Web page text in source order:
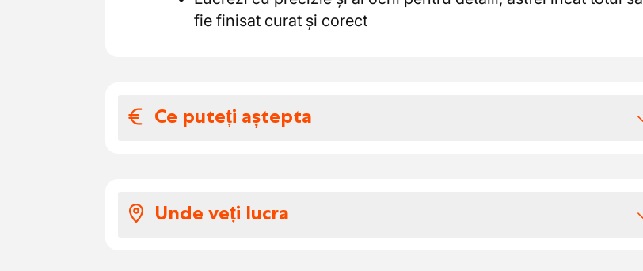
fie finisat curat și corect
Ce puteți aștepta
Vouchere eco în valoare de € 125.00/ anual
Unde veți lucra